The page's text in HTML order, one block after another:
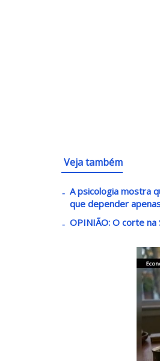
Veja também
A psicologia mostra
que depender
OPINIÃO: O corte